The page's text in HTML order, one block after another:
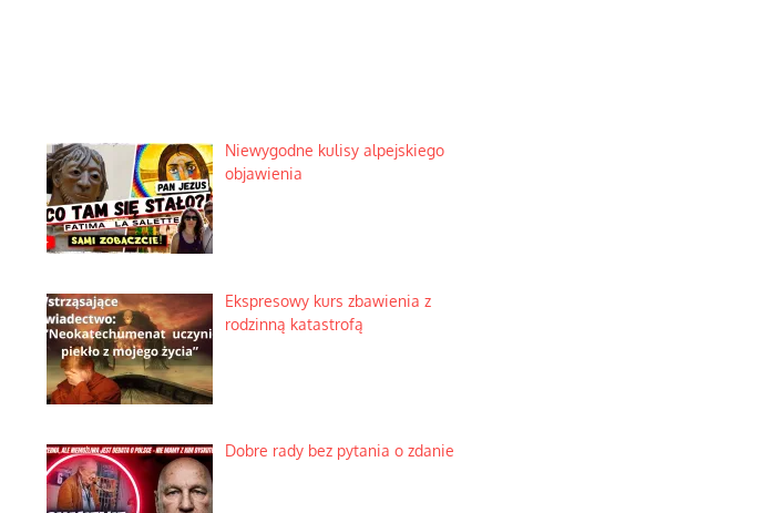
Niewygodne kulisy alpejskiego
objawienia
Ekspresowy kurs zbawienia z
rodzinną katastrofą
Dobre rady bez pytania o zdanie